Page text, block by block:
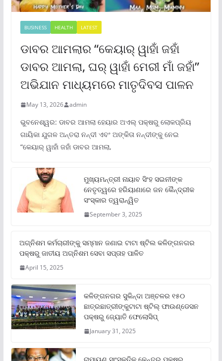
BUSINESS HEALTH LATEST
ଡାବର ଆମଲାର “କେୟାର୍ ୱାହାଁ ଜହାଁ
ଡାବର ଆମଲା, ଘର୍ ୱାହାଁ ମେରୀ ମାଁ ଜହାଁ”
ଅଭିଯାନ ମାଧ୍ୟମରେ ମାତୃଦିବସ ପାଳନ
May 13, 2026 admin
ଭୁବନେଶ୍ୱର: ଡାବର ଆମଲା ହେୟାର ଅଏଲ୍ ପକ୍ଷରୁ ଲୋକପ୍ରିୟ
ଗାୟିକା ଯୁଗଳ ଅନ୍ତରା ନନ୍ଦୀ ଏବଂ ଅଙ୍କିତା ନନ୍ଦୀଙ୍କୁ ନେଇ
“କେୟାର୍ ୱାହାଁ ଜହାଁ ଡାବର ଆମଲା,
ମୁଖ୍ୟମନ୍ତ୍ରୀ ନାୟାବ ସିଂହ ସଇନୀଙ୍କ
ନେତୃତ୍ୱରେ ହରିୟାଣାରେ ଜନ କୈନ୍ଦ୍ରୀକ
ସଂସ୍କାର ତ୍ୱରାନ୍ୱିତ
September 3, 2025
ଅଗ୍ନିଶମ କର୍ମଚାରୀଙ୍କୁ ସମ୍ମାନ ଜଣାଇ ଟାଟା ଷ୍ଟିଲ କଳିଙ୍ଗନଗର
ପକ୍ଷରୁ ଜାତୀୟ ଅଗ୍ନିଶମ ସେବା ସପ୍ତାହ ପାଳିତ
April 15, 2025
କଳିଙ୍ଗନଗର ସୁକିନ୍ଦା ଅଞ୍ଚଳର ୧୫୦
ଛାତ୍ରଛାତ୍ରୀଙ୍କୁଟାଟା ଷ୍ଟିଲ୍ ଫାଉଣ୍ଡେସନ
ପକ୍ଷରୁ ଜ୍ୟୋତି ଫେଲୋସିପ୍‌
January 31, 2025